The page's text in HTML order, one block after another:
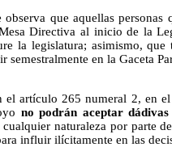
que aquellas personas
Directiva al inicio de la
la legislatura; asimismo,
semestralmente en la Gaceta
el artículo 265 numeral 2, en
no podrán aceptar
cualquier naturaleza por parte
influir ilícitamente en las